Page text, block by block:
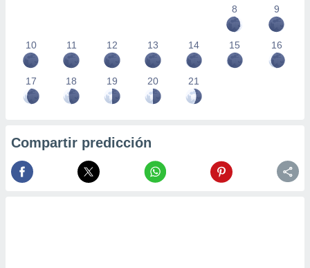
8
9
10 11 12 13 14 15 16
17 18 19 20 21
Compartir predicción